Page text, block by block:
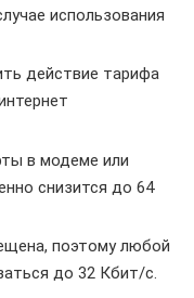
использования
действие тарифа
в модеме или
снизится до 64
поэтому любой
до 32 Кбит/с.